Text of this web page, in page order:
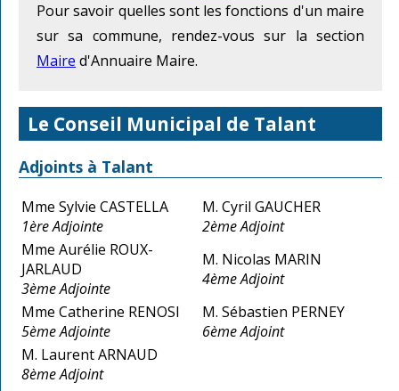
Pour savoir quelles sont les fonctions d'un maire
sur sa commune, rendez-vous sur la section
Maire d'Annuaire Maire.
Le Conseil Municipal de Talant
Adjoints à Talant
Mme Sylvie CASTELLA
1ère Adjointe
M. Cyril GAUCHER
2ème Adjoint
Mme Aurélie ROUX-
JARLAUD
3ème Adjointe
M. Nicolas MARIN
4ème Adjoint
Mme Catherine RENOSI
5ème Adjointe
M. Sébastien PERNEY
6ème Adjoint
M. Laurent ARNAUD
8ème Adjoint